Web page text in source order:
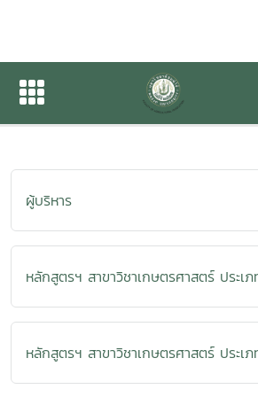
ผู้บริหาร
เกี่ยวกับหน่วยงาน บุคลากร
ผู้บริหาร
หลักสูตรฯ สาขาวิชาเกษตรศาสตร์ ประเภ
หลักสูตรฯ สาขาวิชาเกษตรศาสตร์ ประเ